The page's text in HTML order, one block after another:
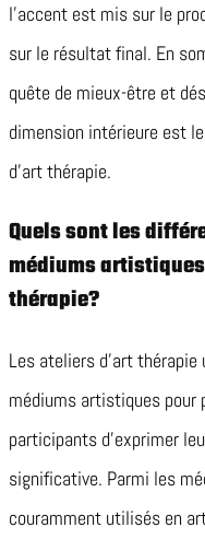
l’accent est mis sur le
sur le résultat final. En
quête de mieux-être et
dimension intérieure est
d’art thérapie.
Quels sont les
médiums
thérapie?
Les ateliers d’art
médiums artistiques pour
participants d’exprimer
significative. Parmi les
couramment utilisés en